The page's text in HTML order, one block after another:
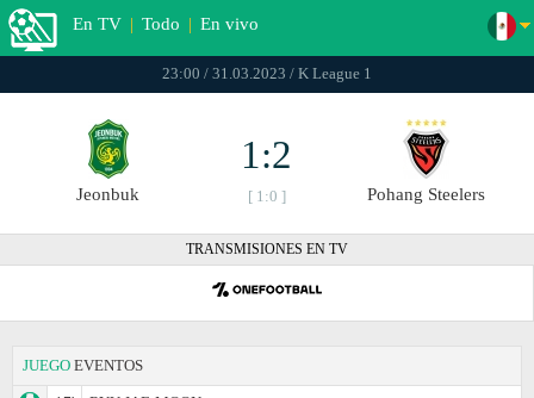
En TV | Todo | En vivo
23:00 / 31.03.2023 / K League 1
Jeonbuk
1:2
[ 1:0 ] Pohang Steelers
TRANSMISIONES EN TV
JUEGO EVENTOS